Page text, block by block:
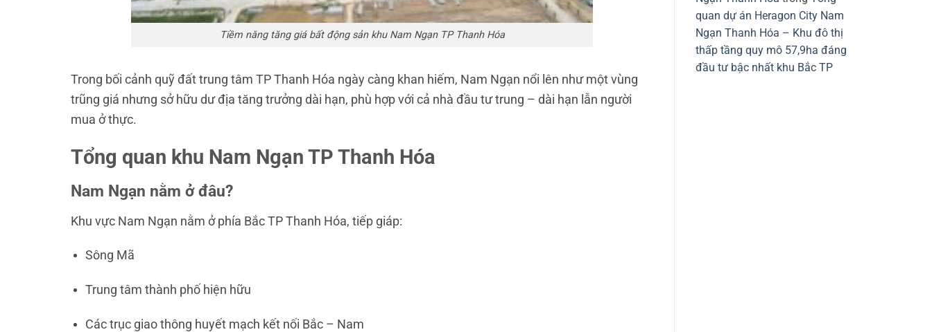
Tiềm năng tăng giá bất động sản khu Nam Ngạn TP Thanh Hóa
Trong bối cảnh quỹ đất trung tâm TP Thanh Hóa ngày càng khan hiếm, Nam Ngạn nổi lên như một vùng
trũng giá nhưng sở hữu dư địa tăng trưởng dài hạn, phù hợp với cả nhà đầu tư trung – dài hạn lẫn người
mua ở thực.
Tổng quan khu Nam Ngạn TP Thanh Hóa
Nam Ngạn nằm ở đâu?
Khu vực Nam Ngạn nằm ở phía Bắc TP Thanh Hóa, tiếp giáp:
Sông Mã
Trung tâm thành phố hiện hữu
Các trục giao thông huyết mạch kết nối Bắc – Nam
quan dự án Heragon City Nam
Ngạn Thanh Hóa – Khu đô thị
thấp tầng quy mô 57,9ha đáng
đầu tư bậc nhất khu Bắc TP